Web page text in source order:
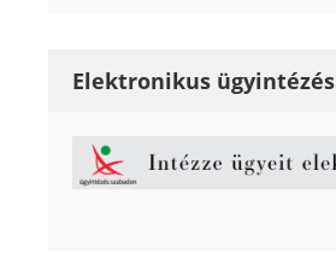
Elektronikus ügyintézés